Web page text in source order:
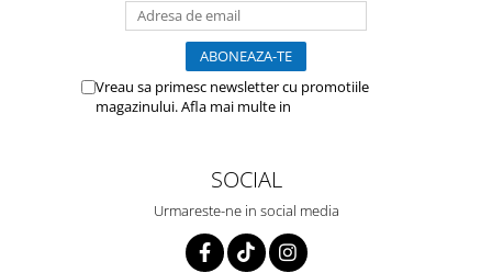
Vreau sa primesc newsletter cu promotiile
magazinului. Afla mai multe in
SOCIAL
Urmareste-ne in social media